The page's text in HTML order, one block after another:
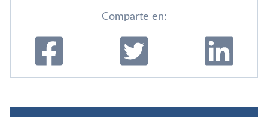
Comparte en: